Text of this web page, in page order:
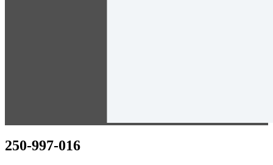
250-997-016